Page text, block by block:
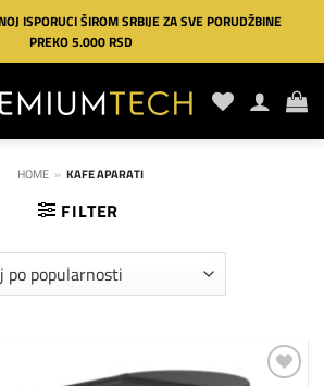
ISPORUCI ŠIROM SRBIJE ZA SVE PORUDŽBINE
PREKO 5.000 RSD
HOME » KAFE APARATI
FILTER